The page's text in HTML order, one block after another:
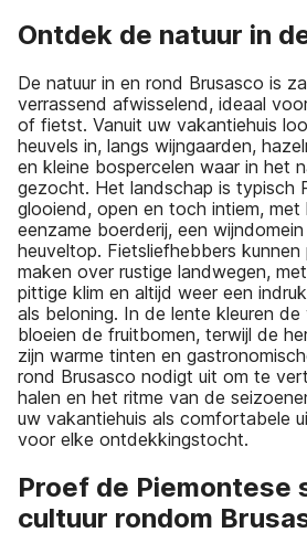
Ontdek de natuur in
De natuur in en rond Brusasco is
verrassend afwisselend, ideaal
of fietst. Vanuit uw vakantiehuis
heuvels in, langs wijngaarden,
en kleine bospercelen waar in het
gezocht. Het landschap is typisch
glooiend, open en toch intiem, met
eenzame boerderij, een
heuveltop. Fietsliefhebbers
maken over rustige landwegen,
pittige klim en altijd weer een
als beloning. In de lente kleuren
bloeien de fruitbomen, terwijl de
zijn warme tinten en
rond Brusasco nodigt uit om te
halen en het ritme van de
uw vakantiehuis als comfortabele
voor elke ontdekkingstocht.
Proef de Piemontese
cultuur rondom